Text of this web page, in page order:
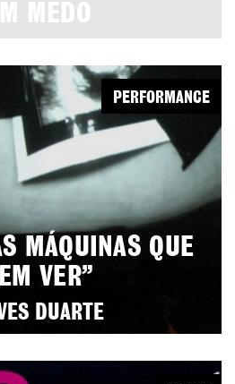
MEDO
MÁQUINAS QUE
VER”
DUARTE
PERFORMANCE